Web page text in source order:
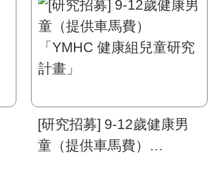
[研究招募] 9-12歲健康男
童（提供車馬費）